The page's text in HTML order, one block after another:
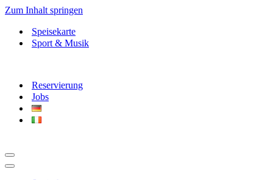
Zum Inhalt springen
Speisekarte
Sport & Musik
Reservierung
Jobs
Navigationsmenü
Navigationsmenü